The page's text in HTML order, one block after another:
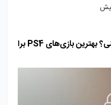
اکشن، ماجراجویی یا نقش‌آفرینی؟ بهترین بازی‌های PS4 برا